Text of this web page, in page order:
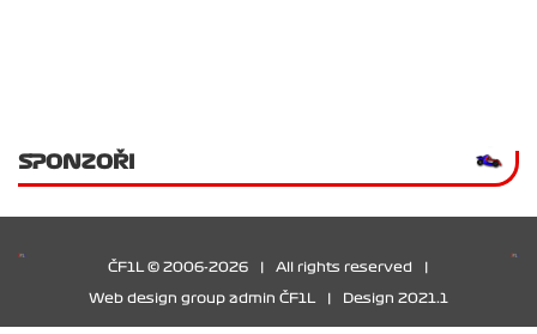
SPONZOŘI
ČF1L © 2006-2026 All rights reserved
Web design group admin ČF1L Design 2021.1